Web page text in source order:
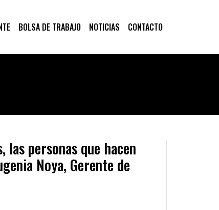
BOLSA DE TRABAJO NOTICIAS CONTACTO
las personas que hacen
Noya, Gerente de